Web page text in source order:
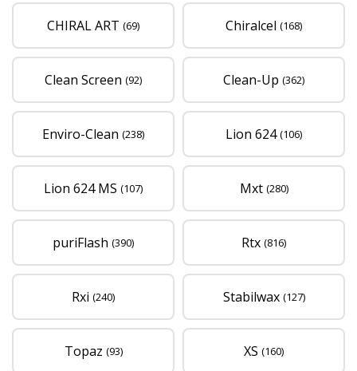
CHIRAL ART (69) Chiralcel (168)
Clean Screen (92) Clean-Up (362)
Enviro-Clean (238) Lion 624(106)
Lion 624 MS (107) Mxt (280)
puriFlash (390) Rtx (816)
Rxi (240) Stabilwax (127)
Topaz (93) XS (160)